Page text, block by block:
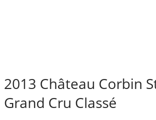
2013 Château Corbin
Grand Cru Classé